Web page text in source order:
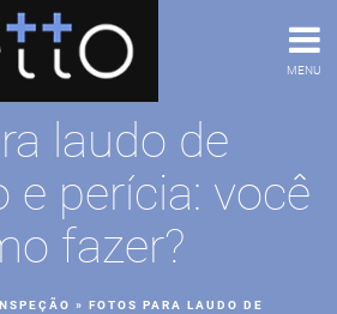
MENU
laudo de
e perícia: você
fazer?
» FOTOS PARA LAUDO DE